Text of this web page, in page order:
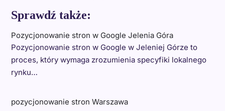
Sprawdź także:
Pozycjonowanie stron w Google Jelenia Góra
Pozycjonowanie stron w Google w Jeleniej Górze to
proces, który wymaga zrozumienia specyfiki lokalnego
rynku…
pozycjonowanie stron Warszawa